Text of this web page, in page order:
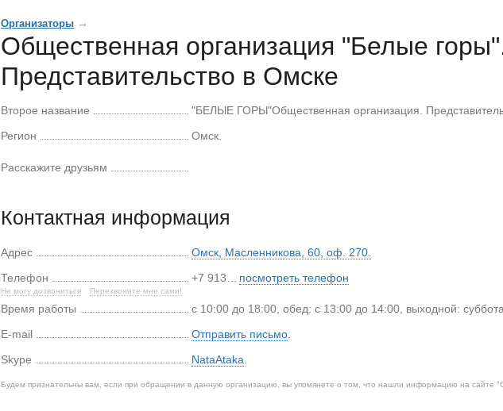
Организаторы →
Общественная организация "Белые
Представительство в Омске
Второе название
"БЕЛЫЕ ГОРЫ"Общественная организация.
Регион
Омск.
Расскажите друзьям
Контактная информация
Адрес Омск, Масленникова, 60, оф. 270.
Телефон
Не могу дозвониться Перезвоните мне сами!
+7 913… посмотреть телефон
Время работы
с 10:00 до 18:00, обед: с 13:00 до 14:00, выходной:
E-mail
Отправить письмо.
Skype
NataAtaka.
Будем признательны вам, если при обращении в данную организацию, вы упомянете о том, что нашли информацию на сайте "